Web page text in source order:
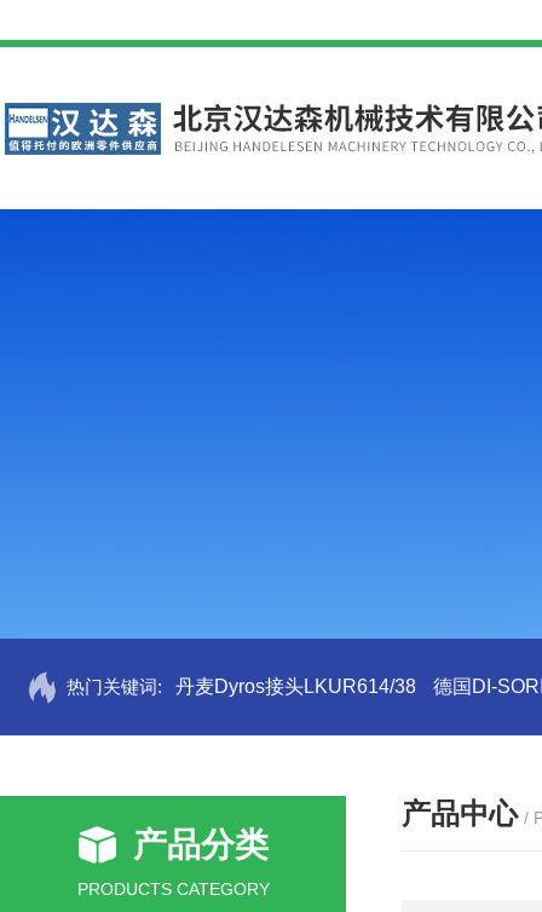
热门关键词: 丹麦Dyros接头LKUR614/38 德国DI-
产品分类
PRODUCTS CATEGORY
产品中心 /